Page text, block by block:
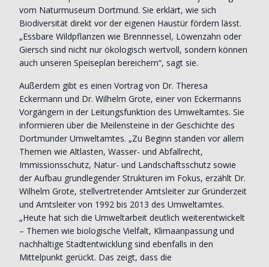
vom Naturmuseum Dortmund. Sie erklärt, wie sich
Biodiversität direkt vor der eigenen Haustür fördern lässt.
„Essbare Wildpflanzen wie Brennnessel, Löwenzahn oder
Giersch sind nicht nur ökologisch wertvoll, sondern können
auch unseren Speiseplan bereichern“, sagt sie.
Außerdem gibt es einen Vortrag von Dr. Theresa
Eckermann und Dr. Wilhelm Grote, einer von Eckermanns
Vorgängern in der Leitungsfunktion des Umweltamtes. Sie
informieren über die Meilensteine in der Geschichte des
Dortmunder Umweltamtes. „Zu Beginn standen vor allem
Themen wie Altlasten, Wasser- und Abfallrecht,
Immissionsschutz, Natur- und Landschaftsschutz sowie
der Aufbau grundlegender Strukturen im Fokus, erzählt Dr.
Wilhelm Grote, stellvertretender Amtsleiter zur Gründerzeit
und Amtsleiter von 1992 bis 2013 des Umweltamtes.
„Heute hat sich die Umweltarbeit deutlich weiterentwickelt
– Themen wie biologische Vielfalt, Klimaanpassung und
nachhaltige Stadtentwicklung sind ebenfalls in den
Mittelpunkt gerückt. Das zeigt, dass die